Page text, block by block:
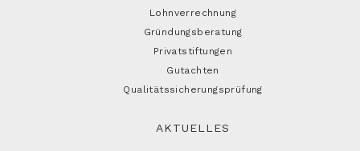
Lohnverrechnung
Gründungsberatung
Privatstiftungen
Gutachten
Qualitätssicherungsprüfung
AKTUELLES